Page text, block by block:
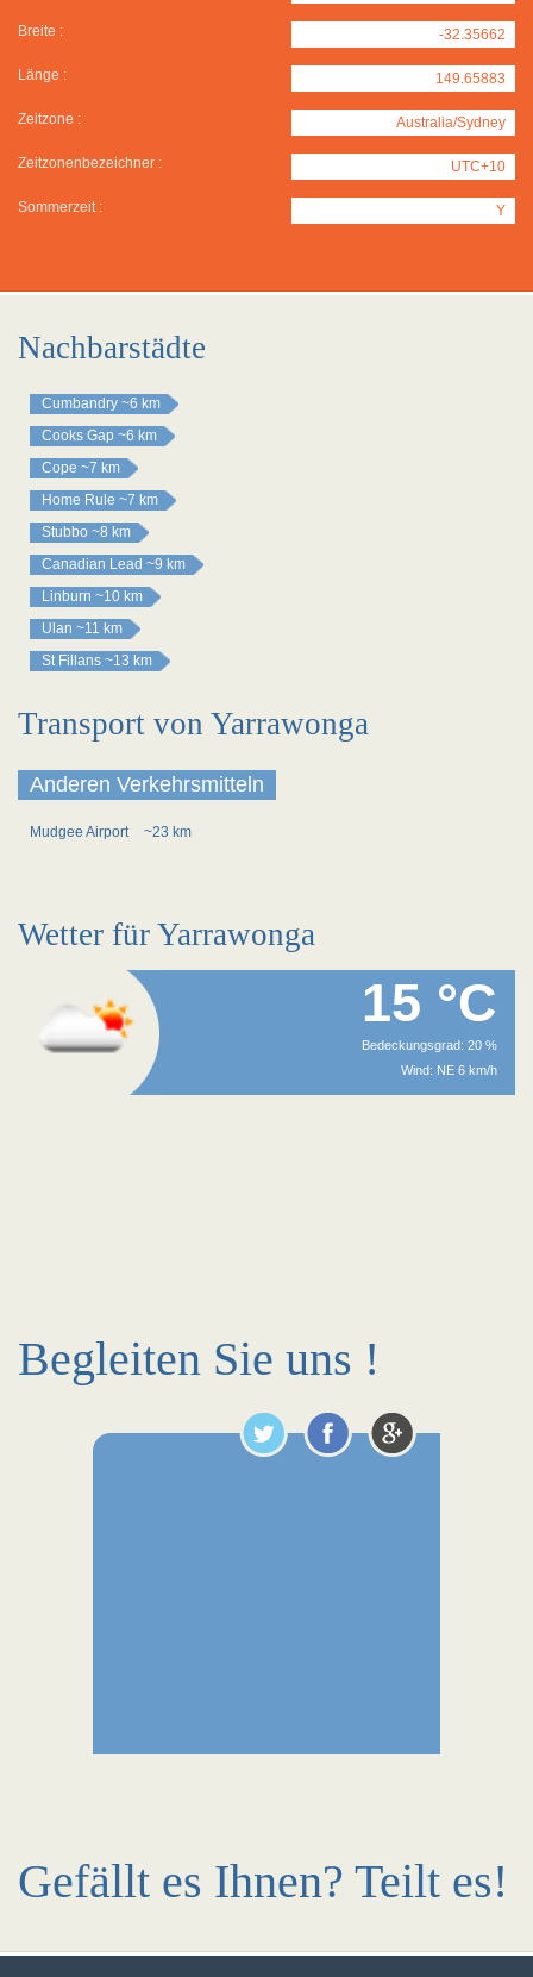
Breite : -32.35662
Länge : 149.65883
Zeitzone : Australia/Sydney
Zeitzonenbezeichner : UTC+10
Sommerzeit : Y
Nachbarstädte
Cumbandry ~6 km
Cooks Gap ~6 km
Cope ~7 km
Home Rule ~7 km
Stubbo ~8 km
Canadian Lead ~9 km
Linburn ~10 km
Ulan ~11 km
St Fillans ~13 km
Transport von Yarrawonga
Anderen Verkehrsmitteln
Mudgee Airport ~23 km
Wetter für Yarrawonga
15 °C
Bedeckungsgrad: 20 %
Wind: NE 6 km/h
Begleiten Sie uns !
Gefällt es Ihnen? Teilt es!